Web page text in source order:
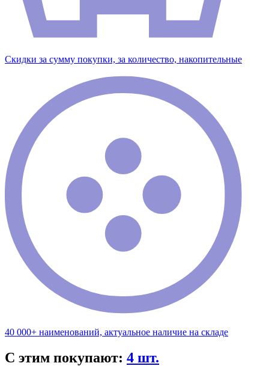
Скидки за сумму покупки, за количество, накопительные
40 000+ наименований, актуальное наличие на складе
С этим покупают: 4 шт.